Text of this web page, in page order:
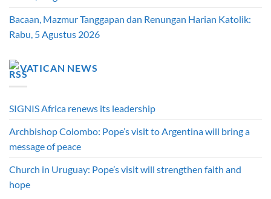
Bacaan, Mazmur Tanggapan dan Renungan Harian Katolik:
Rabu, 5 Agustus 2026
VATICAN NEWS
SIGNIS Africa renews its leadership
Archbishop Colombo: Pope’s visit to Argentina will bring a
message of peace
Church in Uruguay: Pope’s visit will strengthen faith and
hope